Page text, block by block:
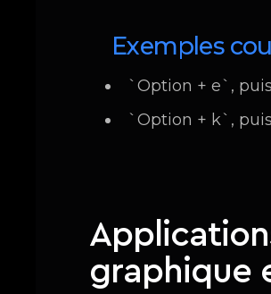
Exemples
`Option + e`,
`Option + k`,
graphique